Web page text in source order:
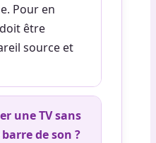
Pour en
être
source et
une TV sans
de son ?